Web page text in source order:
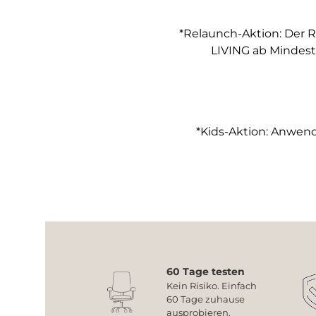
*Relaunch-Aktion: Der
LIVING ab
*Kids-Aktion:
60 Tage testen
Kein Risiko. Einfach
60 Tage zuhause
ausprobieren.